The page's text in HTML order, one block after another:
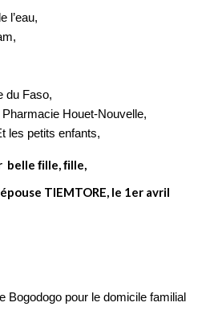
l’eau,
du Faso,
Houet-Nouvelle,
les petits enfants,
belle ﬁlle, ﬁlle,
TIEMTORE, le 1er avril
Bogodogo pour le domicile familial